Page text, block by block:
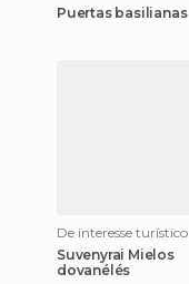
Puertas basilianas
Suvenyrai Mielos
dovanélés